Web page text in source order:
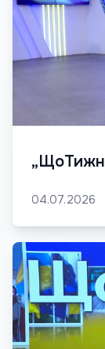
04.07.2026